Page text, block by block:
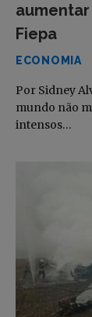
Fiepa
ECONOMIA
Por Sidney
mundo não
intensos…